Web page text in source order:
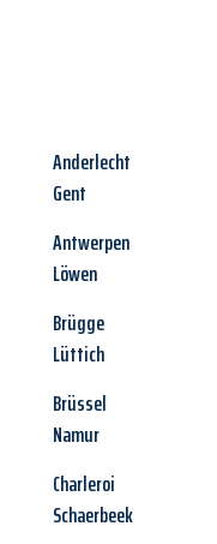
Anderlecht
Gent
Antwerpen
Löwen
Brügge
Lüttich
Brüssel
Namur
Charleroi
Schaerbeek